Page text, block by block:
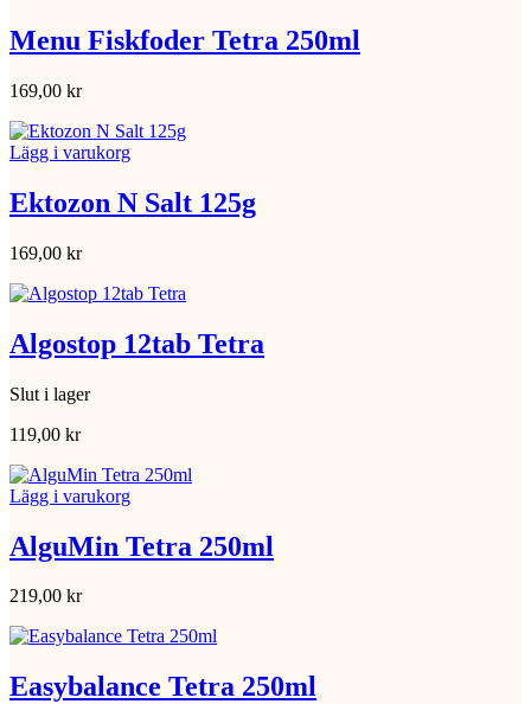
Menu Fiskfoder Tetra 250ml
169,00 kr
Lägg i varukorg
Ektozon N Salt 125g
169,00 kr
Algostop 12tab Tetra
Slut i lager
119,00 kr
Lägg i varukorg
AlguMin Tetra 250ml
219,00 kr
Easybalance Tetra 250ml